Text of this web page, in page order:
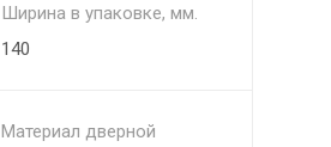
Ширина в упаковке, мм.
140
Материал дверной